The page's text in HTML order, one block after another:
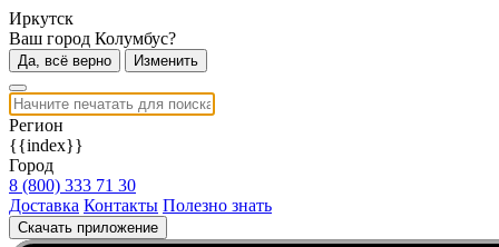
Иркутск
Ваш город Колумбус?
Да, всё верно Изменить
Регион
{{index}}
Город
8 (800) 333 71 30
Доставка Контакты Полезно знать
Скачать приложение